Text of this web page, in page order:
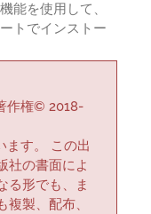
能を使用して、
トでインストー
作権© 2018-
ます。 この出
社の書面によ
る形でも、ま
製、配布、